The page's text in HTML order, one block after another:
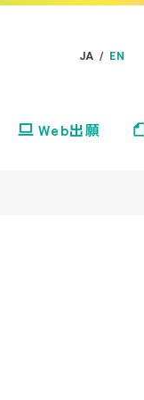
JA / EN
Web出願